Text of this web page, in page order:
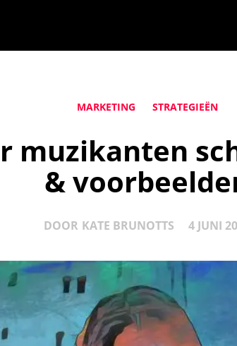
MARKETING STRATEGIEËN
muzikanten
&
DOOR KATE BRUNOTTS 4 JUNI